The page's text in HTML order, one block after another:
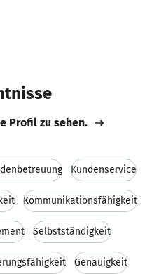
Profil zu sehen.
Kundenservice
Kommunikationsfähigkeit
Selbstständigkeit
Genauigkeit